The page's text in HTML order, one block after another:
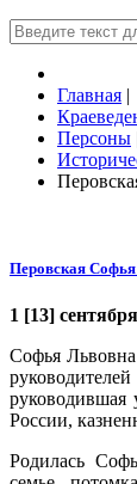
Главная |
Персоны
Перовская
1 [13]
Софья Львовна
России,
Родилась